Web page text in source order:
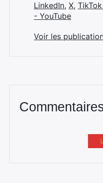
LinkedIn, X, TikTok,
- YouTube
Voir les